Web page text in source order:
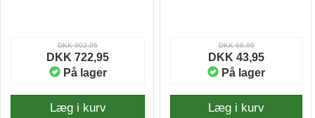
DKK 902,95
DKK 722,95
På lager
Læg i kurv
DKK 66,95
DKK 43,95
På lager
Læg i kurv